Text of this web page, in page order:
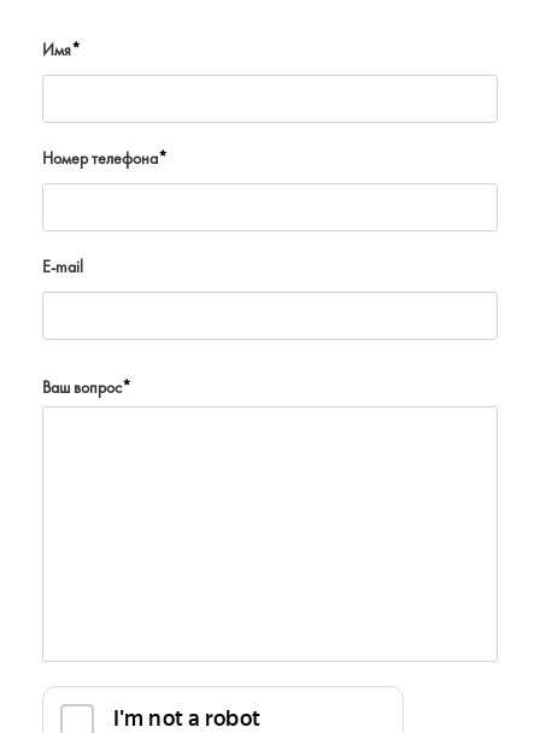
Имя*
Номер телефона*
E-mail
Ваш вопрос*